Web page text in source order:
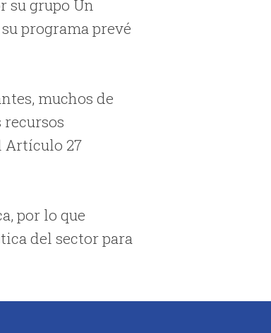
su grupo Un
programa prevé
muchos de
Artículo 27
por lo que
del sector para